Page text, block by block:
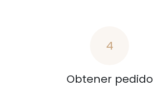
4
Obtener pedido